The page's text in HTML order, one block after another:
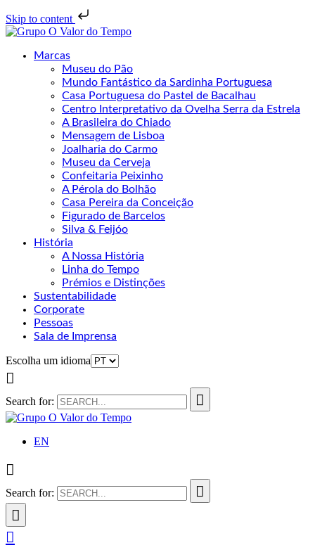
Skip to content
Marcas
Museu do Pão
Mundo Fantástico da Sardinha Portuguesa
Casa Portuguesa do Pastel de Bacalhau
Centro Interpretativo da Ovelha Serra da Estrela
A Brasileira do Chiado
Mensagem de Lisboa
Joalharia do Carmo
Museu da Cerveja
Confeitaria Peixinho
A Pérola do Bolhão
Casa Pereira da Conceição
Figurado de Barcelos
Silva & Feijóo
História
A Nossa História
Linha do Tempo
Prémios e Distinções
Sustentabilidade
Corporate
Pessoas
Sala de Imprensa
Escolha um idioma
Search for:
EN
Search for: